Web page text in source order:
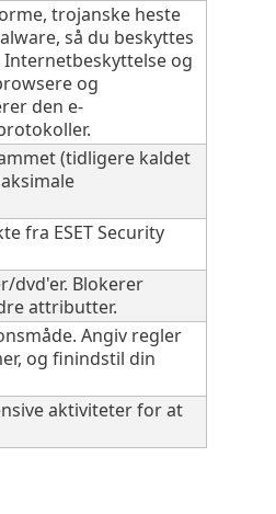
trojanske heste
så du beskyttes
og
og
den e-
(tidligere kaldet
fra ESET Security
dvd'er. Blokerer
attributter.
Angiv regler
og finindstil din
aktiviteter for at